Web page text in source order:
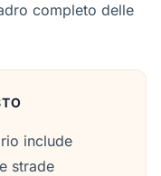
completo delle
include
strade